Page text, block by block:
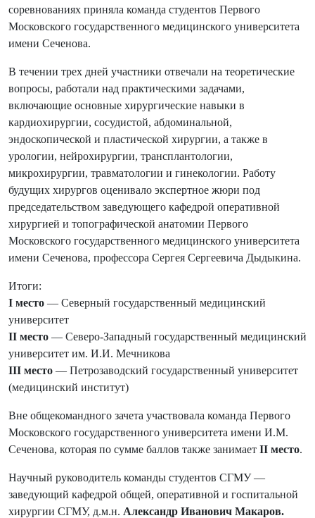
соревнованиях приняла команда студентов Первого
Московского государственного медицинского университета
имени Сеченова.
В течении трех дней участники отвечали на теоретические
вопросы, работали над практическими задачами,
включающие основные хирургические навыки в
кардиохирургии, сосудистой, абдоминальной,
эндоскопической и пластической хирургии, а также в
урологии, нейрохирургии, трансплантологии,
микрохирургии, травматологии и гинекологии. Работу
будущих хирургов оценивало экспертное жюри под
председательством заведующего кафедрой оперативной
хирургией и топографической анатомии Первого
Московского государственного медицинского университета
имени Сеченова, профессора Сергея Сергеевича Дыдыкина.
Итоги:
I место — Северный государственный медицинский
университет
II место — Северо-Западный государственный медицинский
университет им. И.И. Мечникова
III место — Петрозаводский государственный университет
(медицинский институт)
Вне общекомандного зачета участвовала команда Первого
Московского государственного университета имени И.М.
Сеченова, которая по сумме баллов также занимает II место.
Научный руководитель команды студентов СГМУ —
заведующий кафедрой общей, оперативной и госпитальной
хирургии СГМУ, д.м.н. Александр Иванович Макаров.